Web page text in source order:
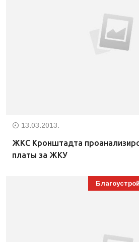
13.03.2013.
ЖКС Кронштадта
платы за ЖКУ